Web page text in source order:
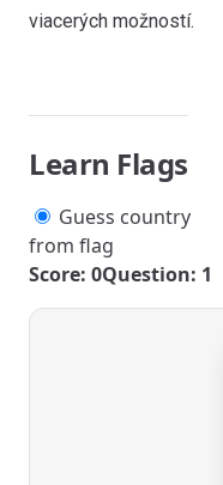
viacerých možností.
Learn Flags
Guess country
from flag
Score: 0Question: 1